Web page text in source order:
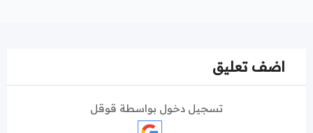
اضف تعليق
تسجيل دخول بواسطة قوقل